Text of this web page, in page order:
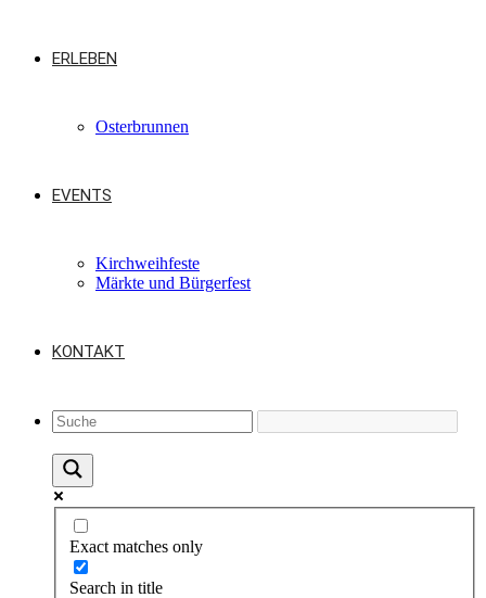
ERLEBEN
Osterbrunnen
EVENTS
Kirchweihfeste
Märkte und Bürgerfest
KONTAKT
Exact matches only
Search in title